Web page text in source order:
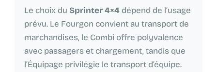
Le choix du Sprinter 4×4 dépend de l’usage
prévu. Le Fourgon convient au transport de
marchandises, le Combi offre polyvalence
avec passagers et chargement, tandis que
l’Équipage privilégie le transport d’équipe.